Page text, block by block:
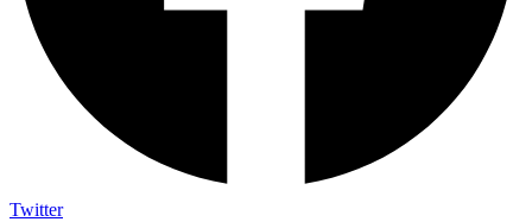
Twitter